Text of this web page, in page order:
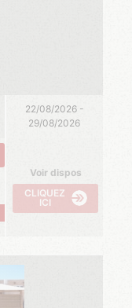
22/08/2026 -
29/08/2026
Voir dispos
CLIQUEZ
ICI